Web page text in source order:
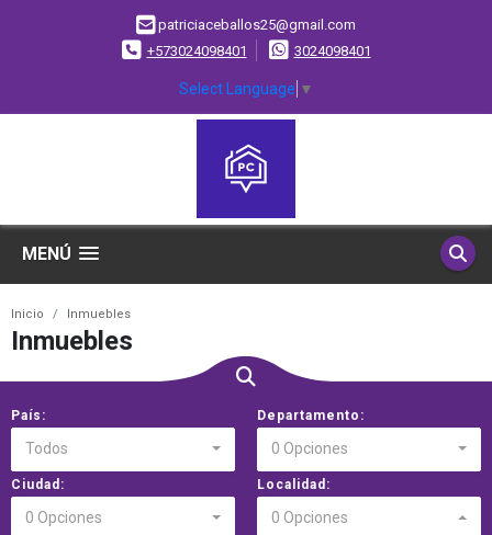
patriciaceballos25@gmail.com
+573024098401
3024098401
Select Language ▼
MENÚ
Inicio Inmuebles
Inmuebles
País:
Todos
Departamento:
0 Opciones
Ciudad:
0 Opciones
Localidad:
0 Opciones